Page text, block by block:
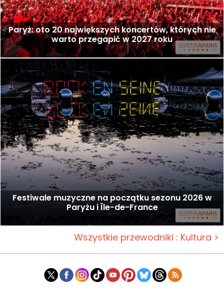
Paryż: oto 20 największych koncertów, których nie
warto przegapić w 2027 roku
Festiwale muzyczne na początku sezonu 2026 w
Paryżu i Île-de-France
Wszystkie przewodniki : Kultura >